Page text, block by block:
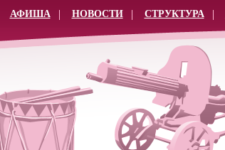
АФИША НОВОСТИ СТРУКТУРА